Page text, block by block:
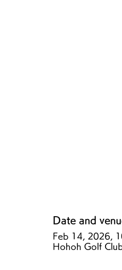
Date and
Feb 14, 2026,
Hohoh Golf